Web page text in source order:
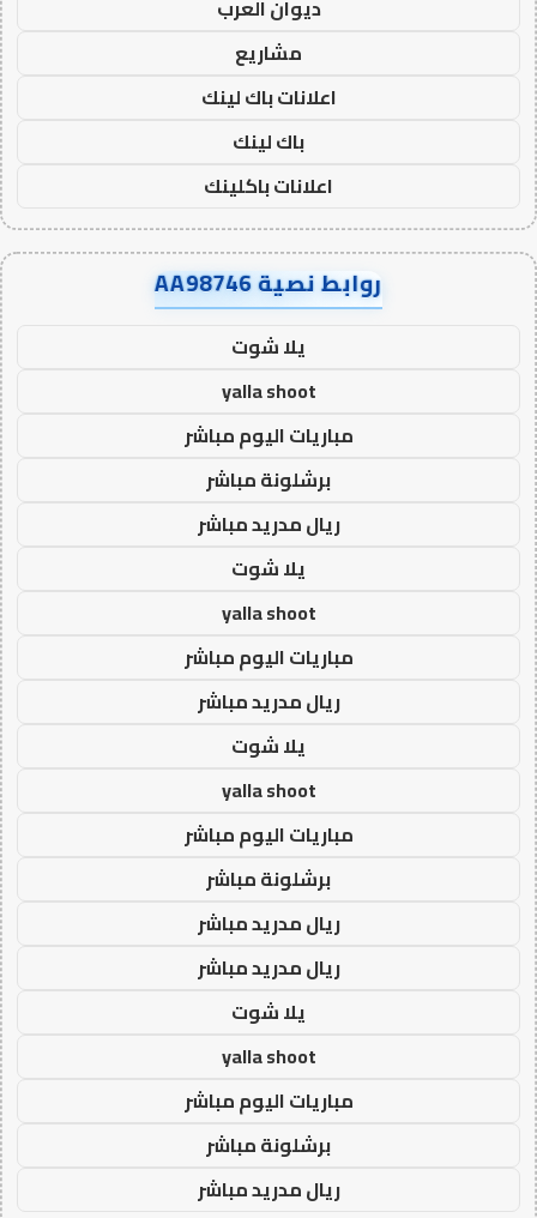
ديوان العرب
مشاريع
اعلانات باك لينك
باك لينك
اعلانات باكلينك
روابط نصية AA98746
يلا شوت
yalla shoot
مباريات اليوم مباشر
برشلونة مباشر
ريال مدريد مباشر
يلا شوت
yalla shoot
مباريات اليوم مباشر
ريال مدريد مباشر
يلا شوت
yalla shoot
مباريات اليوم مباشر
برشلونة مباشر
ريال مدريد مباشر
ريال مدريد مباشر
يلا شوت
yalla shoot
مباريات اليوم مباشر
برشلونة مباشر
ريال مدريد مباشر